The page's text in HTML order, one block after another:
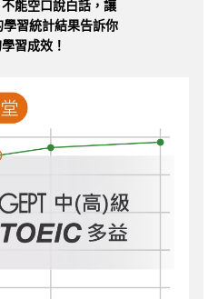
能空口說白話，讓
習統計結果告訴你
習成效！